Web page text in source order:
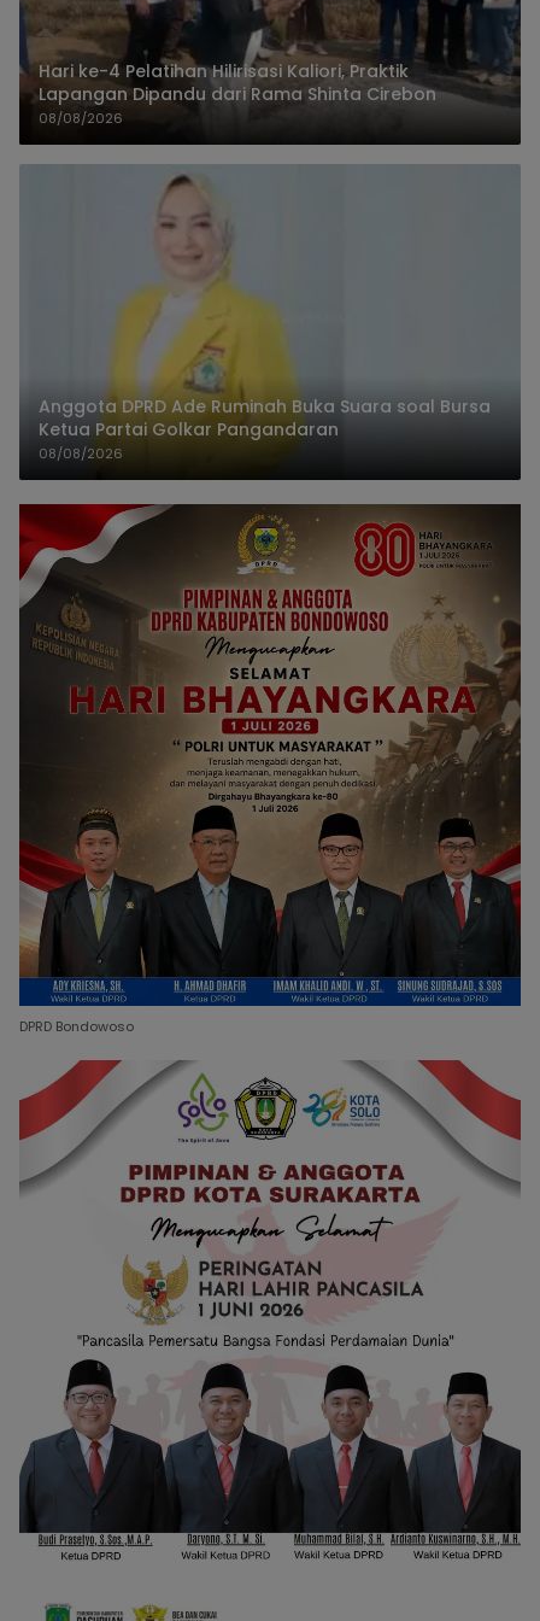
Hari ke-4 Pelatihan Hilirisasi Kaliori, Praktik
Lapangan Dipandu dari Rama Shinta Cirebon
08/08/2026
Anggota DPRD Ade Ruminah Buka Suara soal Bursa
Ketua Partai Golkar Pangandaran
08/08/2026
DPRD Bondowoso